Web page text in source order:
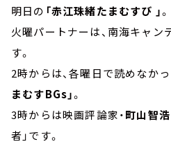
明日の 「赤江珠緒たまむすび 」。
火曜パートナーは、南海キャン
す。
2時からは、各曜日で読めなか
まむすBGs」。
3時からは映画評論家・町山智浩
者」です。